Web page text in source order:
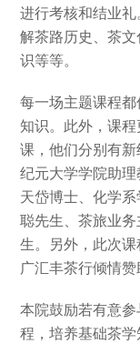
进行考核和结业
解茶路历史、茶
识等等。
每一场主题课程
知识。此外，课
课，他们分别有
纪元大学学院助
天岱博士、化学
聪先生、茶旅业
生。另外，此次
广汇丰茶行倾情赞
本院鼓励若有意
程，培养基础茶